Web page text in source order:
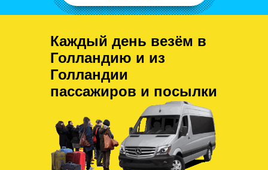
Каждый день везём в
Голландию и из
Голландии
пассажиров и посылки